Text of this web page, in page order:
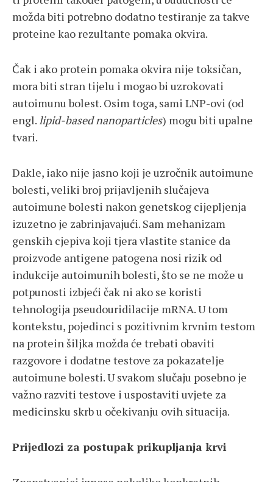
možda biti potrebno dodatno testiranje za takve
proteine ​​kao rezultante pomaka okvira.
Čak i ako protein pomaka okvira nije toksičan,
mora biti stran tijelu i mogao bi uzrokovati
autoimunu bolest. Osim toga, sami LNP-ovi (od
engl. lipid-based nanoparticles) mogu biti upalne
tvari.
Dakle, iako nije jasno koji je uzročnik autoimune
bolesti, veliki broj prijavljenih slučajeva
autoimune bolesti nakon genetskog cijepljenja
izuzetno je zabrinjavajući. Sam mehanizam
genskih cjepiva koji tjera vlastite stanice da
proizvode antigene patogena nosi rizik od
indukcije autoimunih bolesti, što se ne može u
potpunosti izbjeći čak ni ako se koristi
tehnologija pseudouridilacije mRNA. U tom
kontekstu, pojedinci s pozitivnim krvnim testom
na protein šiljka možda će trebati obaviti
razgovore i dodatne testove za pokazatelje
autoimune bolesti. U svakom slučaju posebno je
važno razviti testove i uspostaviti uvjete za
medicinsku skrb u očekivanju ovih situacija.
Prijedlozi za postupak prikupljanja krvi